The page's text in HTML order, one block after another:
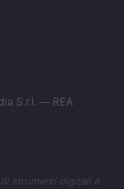
S.r.l. — REA
strumenti digitali e